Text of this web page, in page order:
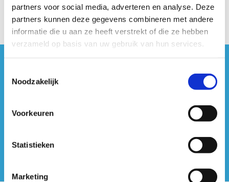
partners voor social media, adverteren en analyse. Deze
partners kunnen deze gegevens combineren met andere
informatie die u aan ze heeft verstrekt of die ze hebben
verzameld op basis van uw gebruik van hun services.
Noodzakelijk
Voorkeuren
Statistieken
Marketing
#sportersbelevenmeer